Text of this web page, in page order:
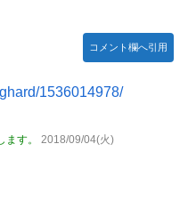
衝撃
は勿論わかるよ
本家』に失望する事態に
たフィリピン人キャラが可
子が日本人女性とデート
題歌にVTuber起用→また
先発:杉山遙希（2026.8.9）
コメント欄へ引用
1536014978/
す。
2018/09/04(火)